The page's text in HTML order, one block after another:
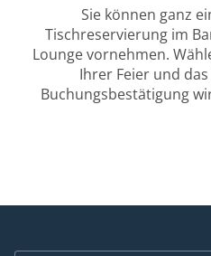
Sie können ganz
Tischreservierung im
Lounge vornehmen.
Ihrer Feier und
Buchungsbestätigung